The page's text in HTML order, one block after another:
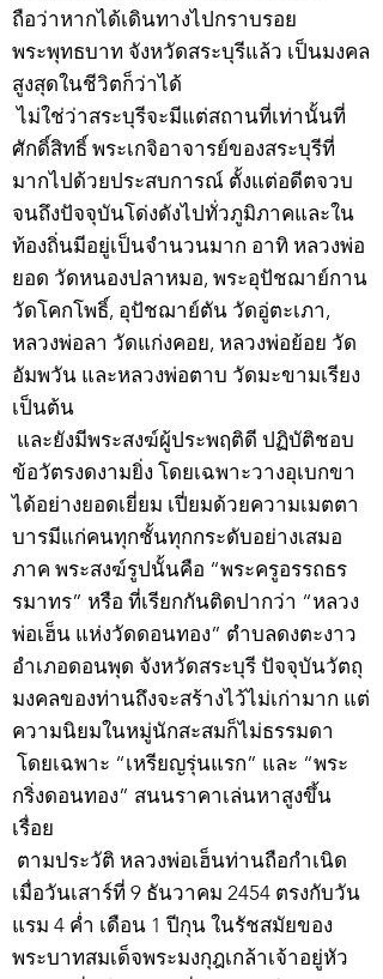
ถือว่าหากได้เดินทางไปกราบรอย
พระพุทธบาท จังหวัดสระบุรีแล้ว เป็นมงคล
สูงสุดในชีวิตก็ว่าได้
ไม่ใช่ว่าสระบุรีจะมีแต่สถานที่เท่านั้นที่
ศักดิ์สิทธิ์ พระเกจิอาจารย์ของสระบุรีที่
มากไปด้วยประสบการณ์ ตั้งแต่อดีตจวบ
จนถึงปัจจุบันโด่งดังไปทั่วภูมิภาคและใน
ท้องถิ่นมีอยู่เป็นจำนวนมาก อาทิ หลวงพ่อ
ยอด วัดหนองปลาหมอ, พระอุปัชฌาย์กาน
วัดโคกโพธิ์, อุปัชฌาย์ตัน วัดอู่ตะเภา,
หลวงพ่อลา วัดแก่งคอย, หลวงพ่อย้อย วัด
อัมพวัน และหลวงพ่อตาบ วัดมะขามเรียง
เป็นต้น
และยังมีพระสงฆ์ผู้ประพฤติดี ปฏิบัติชอบ
ข้อวัตรงดงามยิ่ง โดยเฉพาะวางอุเบกขา
ได้อย่างยอดเยี่ยม เปี่ยมด้วยความเมตตา
บารมีแก่คนทุกชั้นทุกกระดับอย่างเสมอ
ภาค พระสงฆ์รูปนั้นคือ “พระครูอรรถธร
รมาทร” หรือ ที่เรียกกันติดปากว่า “หลวง
พ่อเฮ็น แห่งวัดดอนทอง” ตำบลดงตะงาว
อำเภอดอนพุด จังหวัดสระบุรี ปัจจุบันวัตถุ
มงคลของท่านถึงจะสร้างไว้ไม่เก่ามาก แต่
ความนิยมในหมู่นักสะสมก็ไม่ธรรมดา
โดยเฉพาะ “เหรียญรุ่นแรก” และ “พระ
กริ่งดอนทอง” สนนราคาเล่นหาสูงขึ้น
เรื่อย
ตามประวัติ หลวงพ่อเฮ็นท่านถือกำเนิด
เมื่อวันเสาร์ที่ 9 ธันวาคม 2454 ตรงกับวัน
แรม 4 ค่ำ เดือน 1 ปีกุน ในรัชสมัยของ
พระบาทสมเด็จพระมงกุฎเกล้าเจ้าอยู่หัว